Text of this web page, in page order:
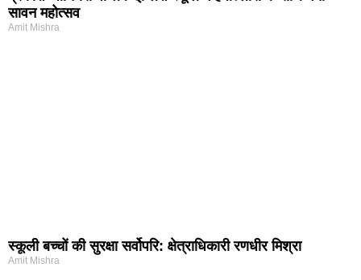
सावन महोत्सव
Amit Mishra
स्कूली बच्चों की सुरक्षा सर्वोपरि: क्षेत्राधिकारी रणधीर मिश्रा
Amit Mishra